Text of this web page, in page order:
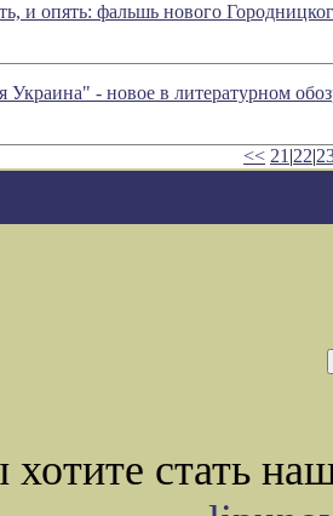
и опять: фальшь нового
Украина" - новое в литературном
<< 21 |22|
стать